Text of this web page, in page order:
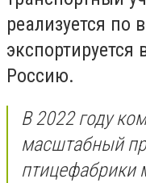
реализуется по
Россию.
В 2022 году
масштабный
птицефабрики